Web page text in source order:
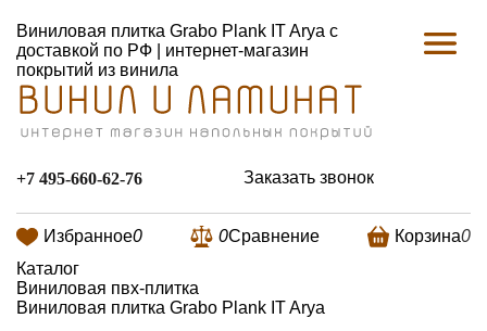
Виниловая плитка Grabo Plank IT Arya с
доставкой по РФ | интернет-магазин
покрытий из винила
+7 495-660-62-76 Заказать звонок
Избранное0 0Сравнение Корзина0
Каталог
Виниловая пвх-плитка
Виниловая плитка Grabo Plank IT Arya